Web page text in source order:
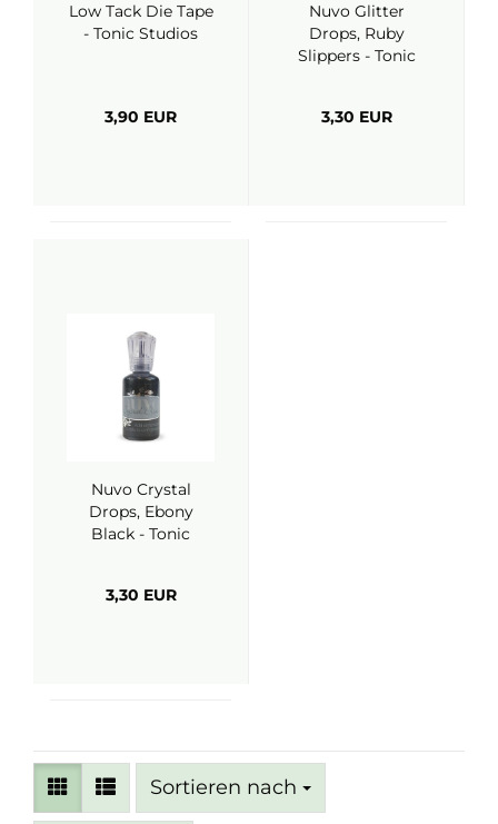
Low Tack Die Tape
- Tonic Studios
3,90 EUR
Nuvo Glitter
Drops, Ruby
Slippers - Tonic
3,30 EUR
Nuvo Crystal
Drops, Ebony
Black - Tonic
3,30 EUR
Sortieren nach
Sortieren nach